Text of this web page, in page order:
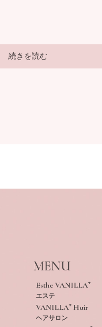
続きを読む
MENU
Esthe VANILLA⁺
エステ
VANILLA⁺ Hair
ヘアサロン